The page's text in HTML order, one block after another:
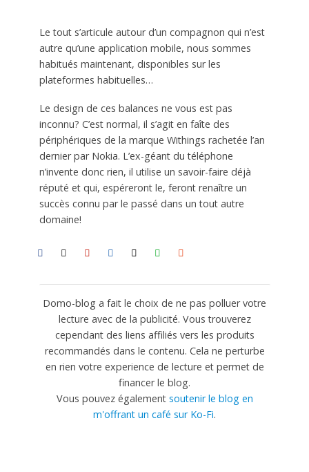
Le tout s’articule autour d’un compagnon qui n’est
autre qu’une application mobile, nous sommes
habitués maintenant, disponibles sur les
plateformes habituelles…
Le design de ces balances ne vous est pas
inconnu? C’est normal, il s’agit en faîte des
périphériques de la marque Withings rachetée l’an
dernier par Nokia. L’ex-géant du téléphone
n’invente donc rien, il utilise un savoir-faire déjà
réputé et qui, espéreront le, feront renaître un
succès connu par le passé dans un tout autre
domaine!
Domo-blog a fait le choix de ne pas polluer votre
lecture avec de la publicité. Vous trouverez
cependant des liens affiliés vers les produits
recommandés dans le contenu. Cela ne perturbe
en rien votre experience de lecture et permet de
financer le blog.
Vous pouvez également soutenir le blog en
m'offrant un café sur Ko-Fi.